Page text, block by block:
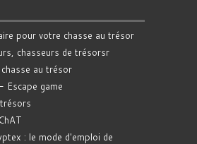
pour votre chasse au trésor
chasseurs de trésorsr
au trésor
Escape game
: le mode d'emploi de